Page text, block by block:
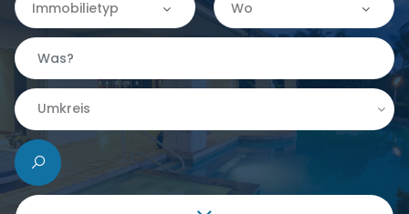
Immobilietyp
Immobilietyp
Apartment
Finca
Gewerbe
Wo
|-Granada
|-Málaga
Umkreis